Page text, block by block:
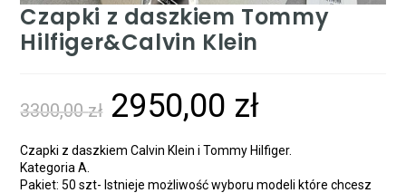
Czapki z daszkiem Tommy
Hilfiger&Calvin Klein
3300,00zł 2950,00 zł
Czapki z daszkiem Calvin Klein i Tommy Hilfiger.
Kategoria A.
Pakiet: 50 szt- Istnieje możliwość wyboru modeli które chcesz